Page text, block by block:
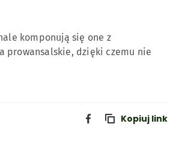
komponują się one z
prowansalskie, dzięki czemu nie
Kopiuj link